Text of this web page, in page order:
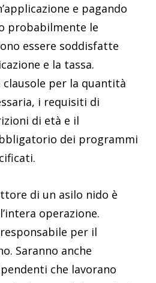
e pagando
probabilmente le
essere soddisfatte
e la tassa.
per la quantità
i requisiti di
di età e il
dei programmi
di un asilo nido è
operazione.
per il
Saranno anche
che lavorano